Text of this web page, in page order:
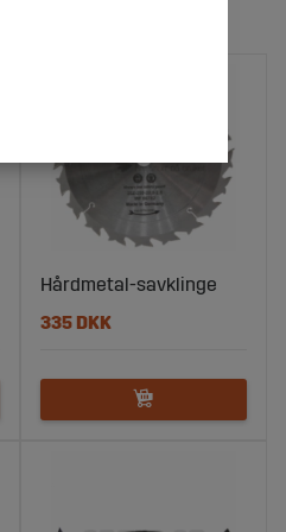
Hårdmetal-savklinge
335 DKK